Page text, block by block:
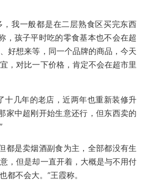
我一般都是在二层熟食区买完东西
，孩子平时吃的零食基本也不会在超
好想来等，同一个品牌的商品，今天
，对比一下价格，肯定不会在超市里
十几年的老店，近两年也重新装修升
家中超刚开始生意还行，但东西卖的
都是卖烟酒副食为主，全部都没有生
，但是却一直开着，大概是与不用付
不会大。”王霞称。